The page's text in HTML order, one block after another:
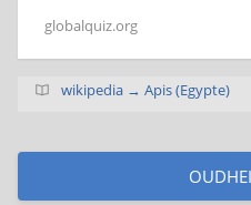
globalquiz.org
wikipedia → Apis (Egypte)